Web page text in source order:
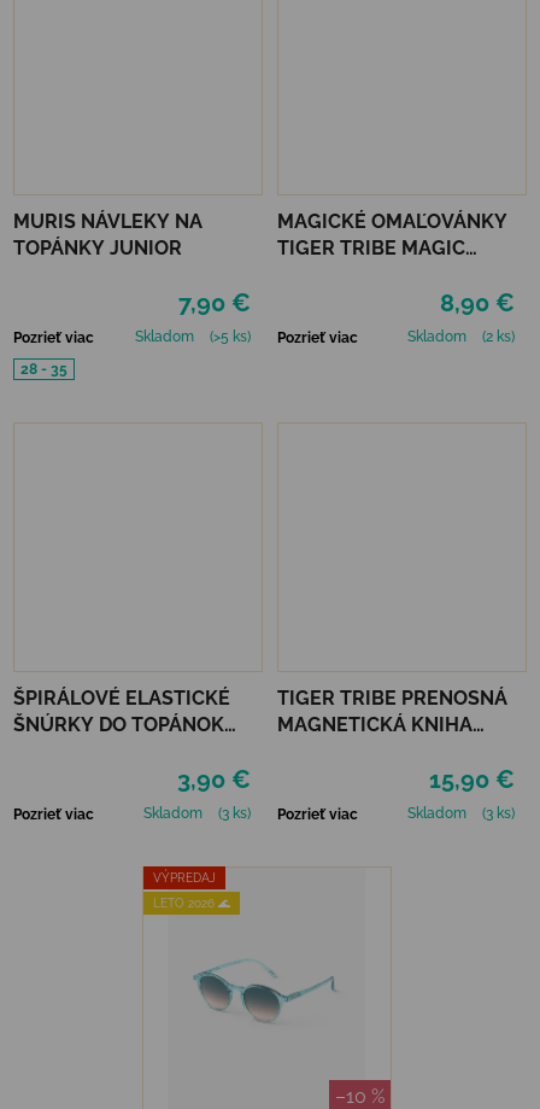
MURIS NÁVLEKY NA
TOPÁNKY JUNIOR
7,90 €
Pozrieť viac Skladom
(>5 ks)
28 - 35
MAGICKÉ OMAĽOVÁNKY
TIGER TRIBE MAGIC
8,90 €
Pozrieť viac Skladom (2 ks)
ŠPIRÁLOVÉ ELASTICKÉ
ŠNÚRKY DO TOPÁNOK
3,90 €
Pozrieť viac Skladom (3 ks)
TIGER TRIBE PRENOSNÁ
MAGNETICKÁ KNIHA
UNICORN KINGDOM15,90 €
Pozrieť viac Skladom (3 ks)
VÝPREDAJ
LETO 2026 🌊
–10 %